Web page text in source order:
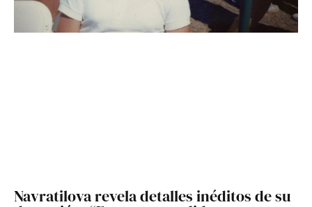
Navratilova revela detalles inéditos de su